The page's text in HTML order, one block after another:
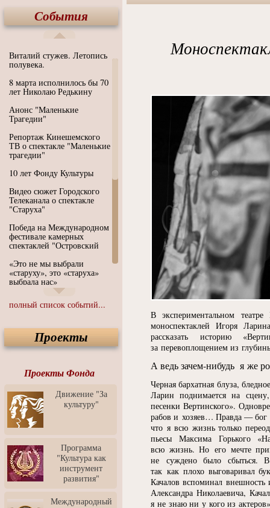
События
Виталий стужев. Летопись
полувека.
8 марта исполнилось бы 70
лет Николаю Редькину
Анонс "Маленькие
Трагедии"
Репортаж Кинешемского
ТВ о спектакле "Маленькие
трагедии"
10 лет Фонду Культуры
Видео сюжет Городского
Телеканала о спектакле
"Старуха"
Победа на Международном
фестивале камерных
спектаклей "Островский
«Это не мы выбрали
«старуху», это «старуха»
выбрала нас»
Иммерсивный спектакль
"Язык чистого полета
Спектакль "Крик" в Музее
Современного Искусства
современного искусства от
Медиа-школа "ФОКУС"
Моноспектакль
"Вертинский. Исповедь
Барона"
"Притяжение" в центре
ЛЕКСУС - ЯРОСЛАВЛЬ
Презентация выставки
Зураба Церетели
Пресс-конференция к
полный список событий...
Проекты
Проекты Фонда
Движение "За
культуру"
Программа
"Культура как
инструмент
развития"
Международный
В экспериментальном театре
моноспектаклей Игоря
рассказать историю
«
за перевоплощением из
А ведь зачем-нибудь я же
Черная бархатная блуза,
Ларин поднимается на
песенки Вертинского».
рабов и хозяев… Правда —
что я всю жизнь только
пьесы Максима Горького
«
всю жизнь. Но его мечте
не суждено было сбыться.
так как плохо выговаривал
Качалов вспоминал
Александра Николаевича,
я не знаю ни у кого из